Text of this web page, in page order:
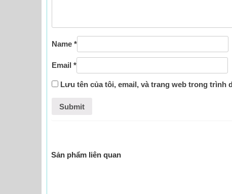
Name *
Email *
Lưu tên của tôi, email, và trang web trong trình
Sản phẩm liên quan